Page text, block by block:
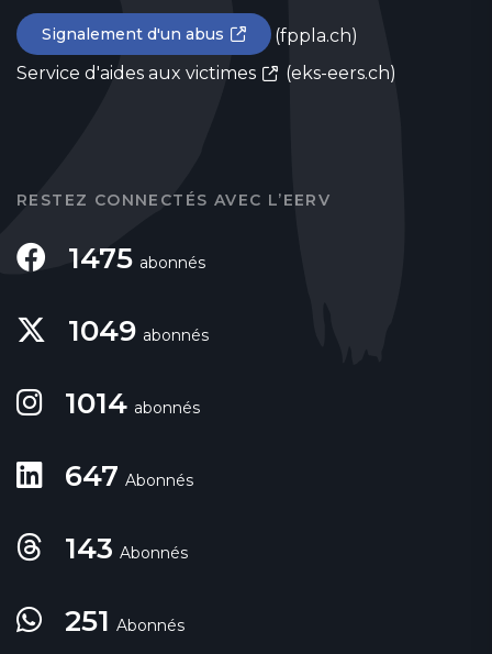
Signalement d'un abus
(fppla.ch)
Service d'aides aux victimes
(eks-eers.ch)
RESTEZ CONNECTÉS AVEC L’EERV
1475 abonnés
1049 abonnés
1014 abonnés
647 Abonnés
143 Abonnés
251 Abonnés